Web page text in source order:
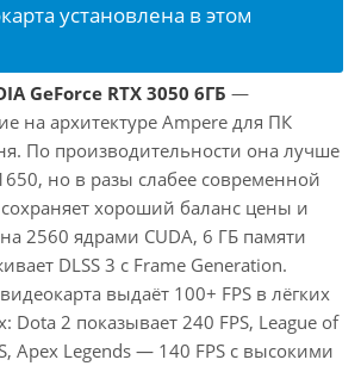
установлена в этом
GeForce RTX 3050 6ГБ —
на архитектуре Ampere для ПК
По производительности она лучше
но в разы слабее современной
хороший баланс цены и
2560 ядрами CUDA, 6 ГБ памяти
DLSS 3 с Frame Generation.
выдаёт 100+ FPS в лёгких
Dota 2 показывает 240 FPS, League of
Apex Legends — 140 FPS с высокими